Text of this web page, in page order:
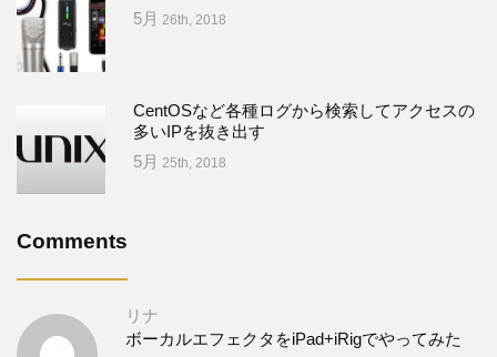
5月 26th, 2018
CentOSなど各種ログから検索してアクセスの
多いIPを抜き出す
5月 25th, 2018
Comments
リナ
ボーカルエフェクタをiPad+iRigでやってみた